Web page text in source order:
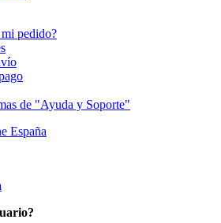
pedido?
de "Ayuda y Soporte"